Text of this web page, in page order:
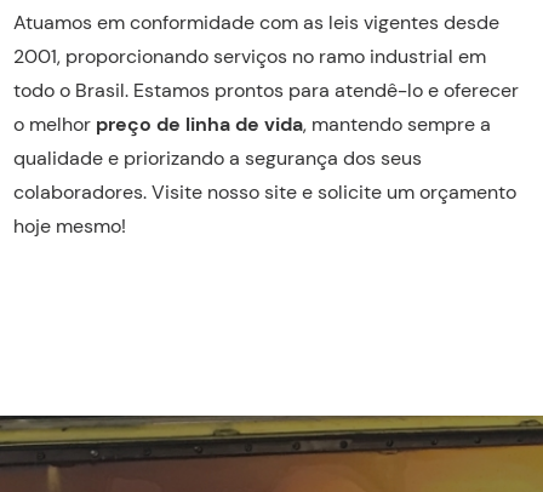
Atuamos em conformidade com as leis vigentes desde
2001, proporcionando serviços no ramo industrial em
todo o Brasil. Estamos prontos para atendê-lo e oferecer
o melhor preço de linha de vida, mantendo sempre a
qualidade e priorizando a segurança dos seus
colaboradores. Visite nosso site e solicite um orçamento
hoje mesmo!